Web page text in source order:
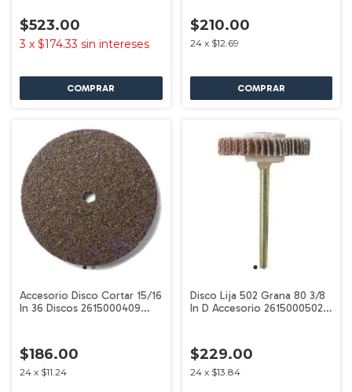
$523.00
3 x $174.33 sin intereses
$210.00
24 x $12.69
Accesorio Disco Cortar 15/16
In 36 Discos 2615000409
$186.00
24 x $11.24
Disco Lija 502 Grana 80 3/8
In D Accesorio 2615000502
$229.00
24 x $13.84